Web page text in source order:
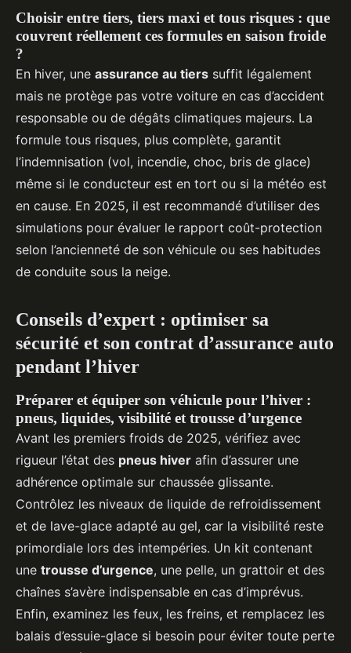
Choisir entre tiers, tiers maxi et tous risques : que
couvrent réellement ces formules en saison froide
?
En hiver, une assurance au tiers suffit légalement
mais ne protège pas votre voiture en cas d’accident
responsable ou de dégâts climatiques majeurs. La
formule tous risques, plus complète, garantit
l’indemnisation (vol, incendie, choc, bris de glace)
même si le conducteur est en tort ou si la météo est
en cause. En 2025, il est recommandé d’utiliser des
simulations pour évaluer le rapport coût-protection
selon l’ancienneté de son véhicule ou ses habitudes
de conduite sous la neige.
Conseils d’expert : optimiser sa
sécurité et son contrat d’assurance auto
pendant l’hiver
Préparer et équiper son véhicule pour l’hiver :
pneus, liquides, visibilité et trousse d’urgence
Avant les premiers froids de 2025, vérifiez avec
rigueur l’état des pneus hiver afin d’assurer une
adhérence optimale sur chaussée glissante.
Contrôlez les niveaux de liquide de refroidissement
et de lave-glace adapté au gel, car la visibilité reste
primordiale lors des intempéries. Un kit contenant
une trousse d’urgence, une pelle, un grattoir et des
chaînes s’avère indispensable en cas d’imprévus.
Enfin, examinez les feux, les freins, et remplacez les
balais d’essuie-glace si besoin pour éviter toute perte